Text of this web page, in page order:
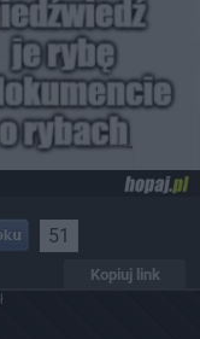
51
Kopiuj link